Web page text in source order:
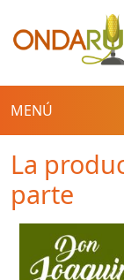
Pasar al contenido
MENÚ
La
parte